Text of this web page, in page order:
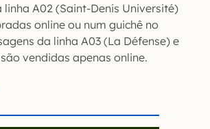
linha A02 (Saint-Denis Université)
online ou num guichê no
da linha A03 (La Défense) e
vendidas apenas online.